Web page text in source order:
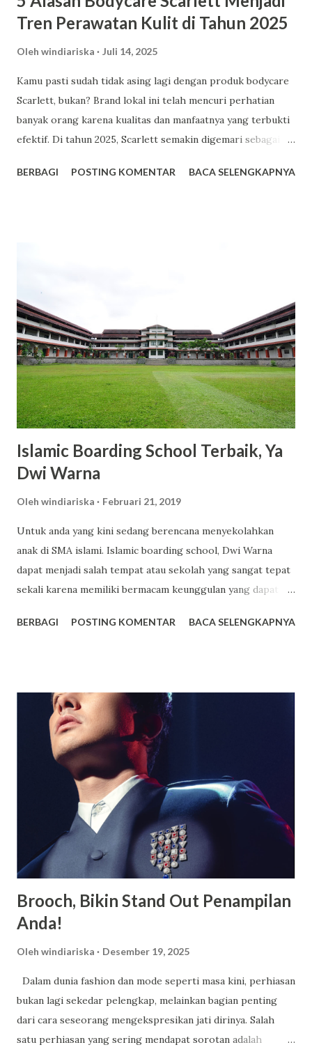
Tren Perawatan Kulit di Tahun 2025
Oleh windiariska Juli 14, 2025
Kamu pasti sudah tidak asing lagi dengan produk bodycare
Scarlett, bukan? Brand lokal ini telah mencuri perhatian
banyak orang karena kualitas dan manfaatnya yang terbukti
efektif. Di tahun 2025, Scarlett semakin digemari sebagai
alasan mengapa Scarlett menjadi tren bodycare yang patut
harga tersebut, kamu sudah mendapatkan produk
berkualitas dengan manfaat maksimal. 2. Varian Aroma yang
Memikat dan Tahan Lama Scarlett menawarkan berbagai
varian aroma yang tidak hanya menyegarkan, tetapi juga
tahan lama. Varian seperti Romansa, Charming, dan Freshy
menjadi favorit banyak pengguna karena wanginya yang
elegan dan tidak mengganggu. 3. Kandungan Glutat...
BERBAGI POSTING KOMENTAR BACA SELENGKAPNYA
Islamic Boarding School Terbaik, Ya
Dwi Warna
Oleh windiariska Februari 21, 2019
Untuk anda yang kini sedang berencana menyekolahkan
anak di SMA islami. Islamic boarding school, Dwi Warna
dapat menjadi salah tempat atau sekolah yang sangat tepat
sekali karena memiliki bermacam keunggulan yang dapat
sekolah anak. Dwi Warna sendiri ialah sekolah yang
yang sekolah di tempat tersebut. Bagi yang berencana
untuk menyekolahkan anaknya di tempat tersebut berikut
akan saya paparkan beberapa keunggulannya. Fasilitas
Modern dan Lengkap, Selain memiliki suatu asrama yang
luas dan juga nyaman untuk ditempati oleh para siswa
maupun siswi, terdapat berbagai macam fasilitas lainnya
yang juga dimiliki oleh SMA Dwi Warna untuk menunjang
kegiatan belajar siswa. SMA Dwi Warna pun ialah suatu
sekolah yang memiliki area sangat luas serta memiliki l...
BERBAGI POSTING KOMENTAR BACA SELENGKAPNYA
Brooch, Bikin Stand Out Penampilan
Anda!
Oleh windiariska Desember 19, 2025
Dalam dunia fashion dan mode seperti masa kini, perhiasan
bukan lagi sekedar pelengkap, melainkan bagian penting
dari cara seseorang mengekspresikan jati dirinya. Salah
satu perhiasan yang sering mendapat sorotan adalah